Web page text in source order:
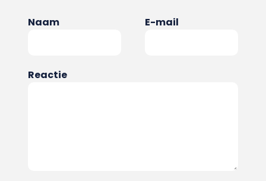
Naam E-mail
Reactie